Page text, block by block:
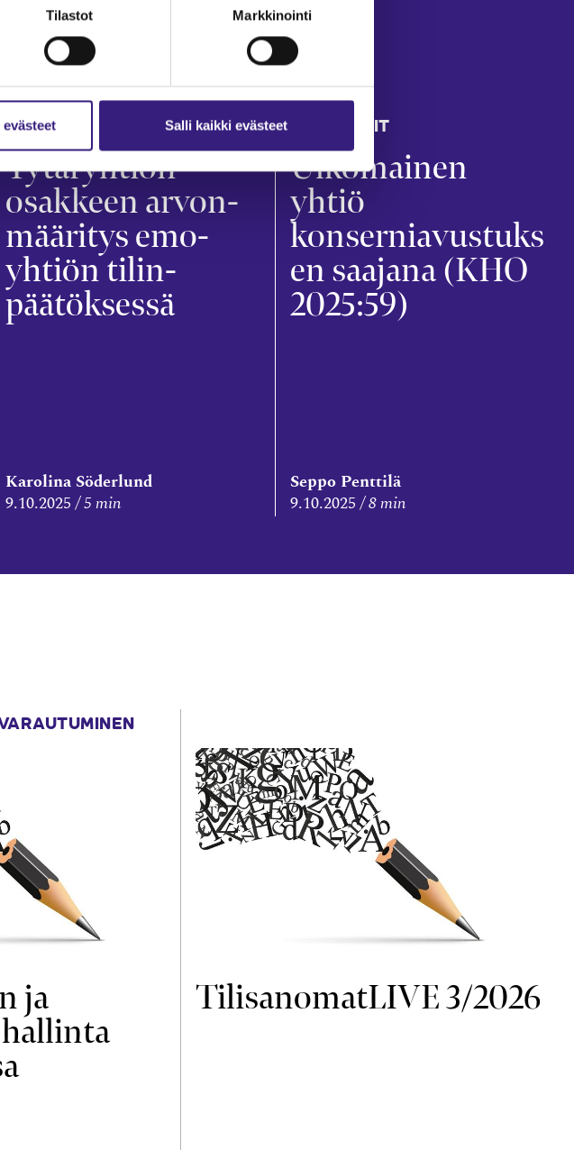
Tilastot Markkinointi
Salli kaikki evästeet
KONSERNIT
Tytär­yhtiön
osakkeen arvon­
määritys emo­
yhtiön tilin­
päätöksessä
Karolina Söderlund
9.10.2025
5 min
KONSERNIT
Ulkomainen
yhtiö
konserniavustuks
en saajana (KHO
2025:59)
Seppo Penttilä
9.10.2025
8 min
ja TilisanomatLIVE 3/2026